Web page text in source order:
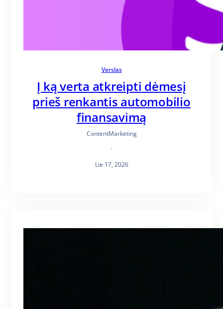
Verslas
Į ką verta atkreipti dėmesį
prieš renkantis automobilio
finansavimą
ContentMarketing
·
Lie 17, 2026